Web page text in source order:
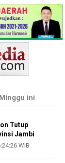
ini
Tutup
Jambi
WIB